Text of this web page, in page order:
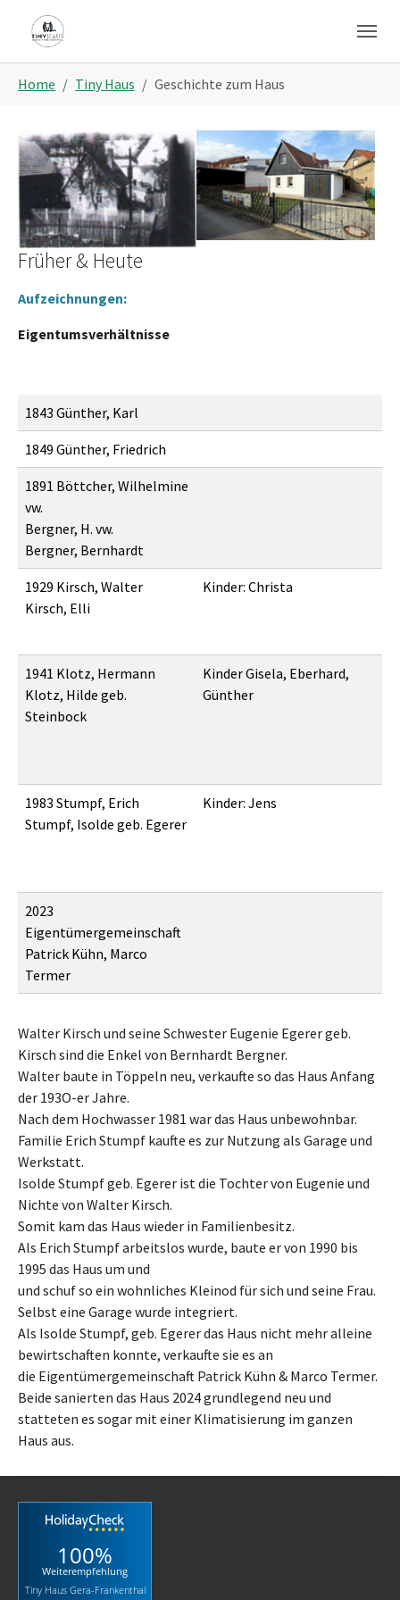
Home Tiny Haus Geschichte zum Haus
Früher & Heute
Aufzeichnungen:
Eigentumsverhältnisse
1843 Günther, Karl
1849 Günther, Friedrich
1891 Böttcher, Wilhelmine
vw.
Bergner, H. vw.
Bergner, Bernhardt
1929 Kirsch, Walter
Kirsch, Elli
Kinder: Christa
1941 Klotz, Hermann
Klotz, Hilde geb.
Steinbock
Kinder Gisela, Eberhard,
Günther
1983 Stumpf, Erich
Stumpf, Isolde geb. Egerer
Kinder: Jens
2023
Eigentümergemeinschaft
Patrick Kühn, Marco
Termer
Walter Kirsch und seine Schwester Eugenie Egerer geb.
Kirsch sind die Enkel von Bernhardt Bergner.
Walter baute in Töppeln neu, verkaufte so das Haus Anfang
der 193O-er Jahre.
Nach dem Hochwasser 1981 war das Haus unbewohnbar.
Familie Erich Stumpf kaufte es zur Nutzung als Garage und
Werkstatt.
Isolde Stumpf geb. Egerer ist die Tochter von Eugenie und
Nichte von Walter Kirsch.
Somit kam das Haus wieder in Familienbesitz.
Als Erich Stumpf arbeitslos wurde, baute er von 1990 bis
1995 das Haus um und
und schuf so ein wohnliches Kleinod für sich und seine Frau.
Selbst eine Garage wurde integriert.
Als Isolde Stumpf, geb. Egerer das Haus nicht mehr alleine
bewirtschaften konnte, verkaufte sie es an
die Eigentümergemeinschaft Patrick Kühn & Marco Termer.
Beide sanierten das Haus 2024 grundlegend neu und
statteten es sogar mit einer Klimatisierung im ganzen
Haus aus.
100%
Weiterempfehlung
Tiny Haus Gera-Frankenthal